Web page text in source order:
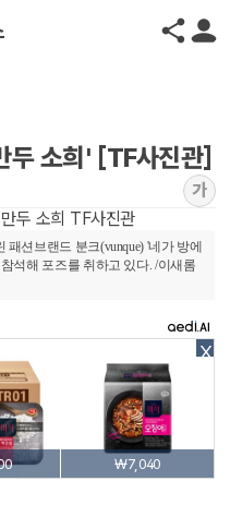
두 소희' [TF사진관]
가
션브랜드 분크(vunque) '네가 방에
석해 포즈를 취하고 있다. /이새롬
X
₩7,040